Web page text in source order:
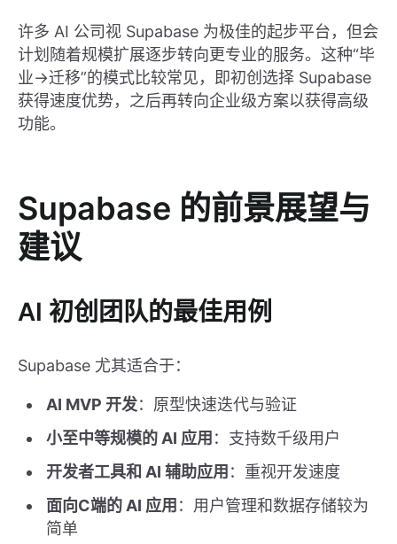
许多 AI 公司视 Supabase 为极佳的起步平台，但会
计划随着规模扩展逐步转向更专业的服务。这种“毕
业→迁移”的模式比较常见，即初创选择 Supabase
获得速度优势，之后再转向企业级方案以获得高级
功能。
Supabase 的前景展望与
建议
AI 初创团队的最佳用例
Supabase 尤其适合于：
AI MVP 开发：原型快速迭代与验证
小至中等规模的 AI 应用 ：支持数千级用户
开发者工具和 AI 辅助应用 ：重视开发速度
面向C端的 AI 应用 ：用户管理和数据存储较为
简单